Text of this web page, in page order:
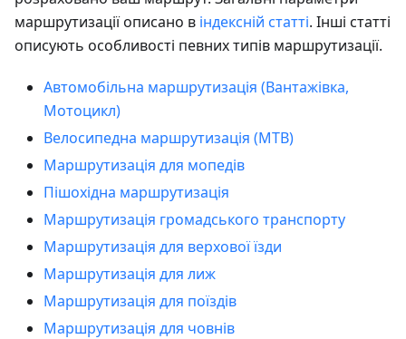
маршрутизації описано в індексній статті. Інші статті
описують особливості певних типів маршрутизації.
Автомобільна маршрутизація (Вантажівка,
Мотоцикл)
Велосипедна маршрутизація (MTB)
Маршрутизація для мопедів
Пішохідна маршрутизація
Маршрутизація громадського транспорту
Маршрутизація для верхової їзди
Маршрутизація для лиж
Маршрутизація для поїздів
Маршрутизація для човнів